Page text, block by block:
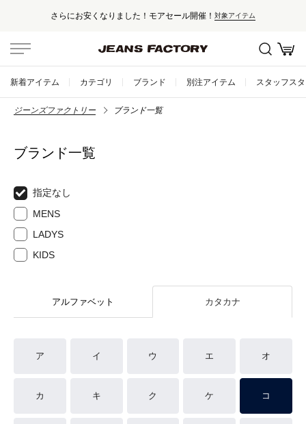
さらにお安くなりました！モアセール開催！ 対象アイテム
新着アイテム カテゴリ ブランド 別注アイテム スタッフス
ジーンズファクトリー ブランド一覧
ブランド一覧
指定なし
MENS
LADYS
KIDS
アルファベット カタカナ
ア イ ウ エ オ
カ キ ク ケ コ